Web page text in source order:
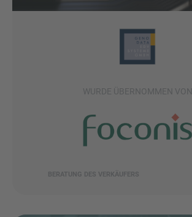
WURDE ÜBERNOMMEN VON
BERATUNG DES VERKÄUFERS